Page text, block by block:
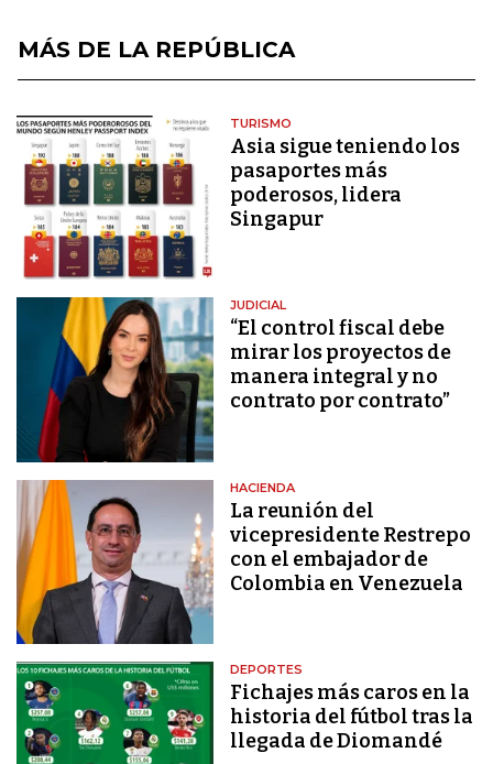
MÁS DE LA REPÚBLICA
TURISMO
Asia sigue teniendo los
pasaportes más
poderosos, lidera
Singapur
JUDICIAL
“El control fiscal debe
mirar los proyectos de
manera integral y no
contrato por contrato”
HACIENDA
La reunión del
vicepresidente Restrepo
con el embajador de
Colombia en Venezuela
DEPORTES
Fichajes más caros en la
historia del fútbol tras la
llegada de Diomandé